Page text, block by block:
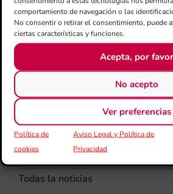
comportamiento de navegación o las
No consentir o retirar el consentimiento, puede
ciertas características y funciones.
Acepta, por favor
No acepto
Ver preferencias
Política de
cookies
Aviso Legal y Política de
Privacidad
CATEGORÍAS
Todas la noticias